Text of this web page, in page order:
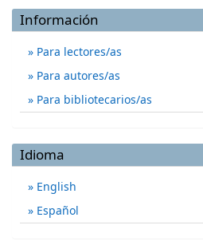
Información
Para lectores/as
Para autores/as
Para bibliotecarios/as
Idioma
English
Español